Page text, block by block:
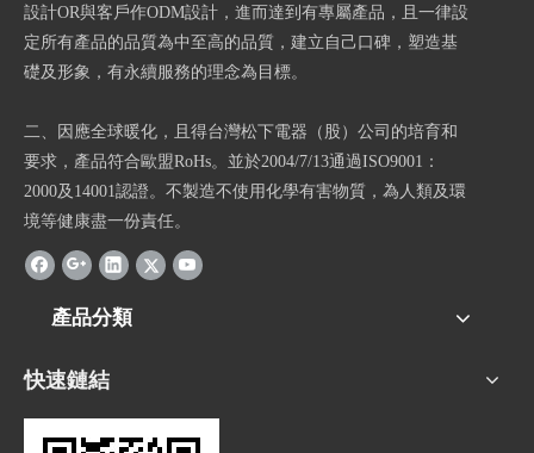
設計OR與客戶作ODM設計，進而達到有專屬產品，且一律設
定所有產品的品質為中至高的品質，建立自己口碑，塑造基
礎及形象，有永續服務的理念為目標。
二、因應全球暖化，且得台灣松下電器（股）公司的培育和
要求，產品符合歐盟RoHs。並於2004/7/13通過ISO9001：
2000及14001認證。不製造不使用化學有害物質，為人類及環
境等健康盡一份責任。
產品分類
快速鏈結